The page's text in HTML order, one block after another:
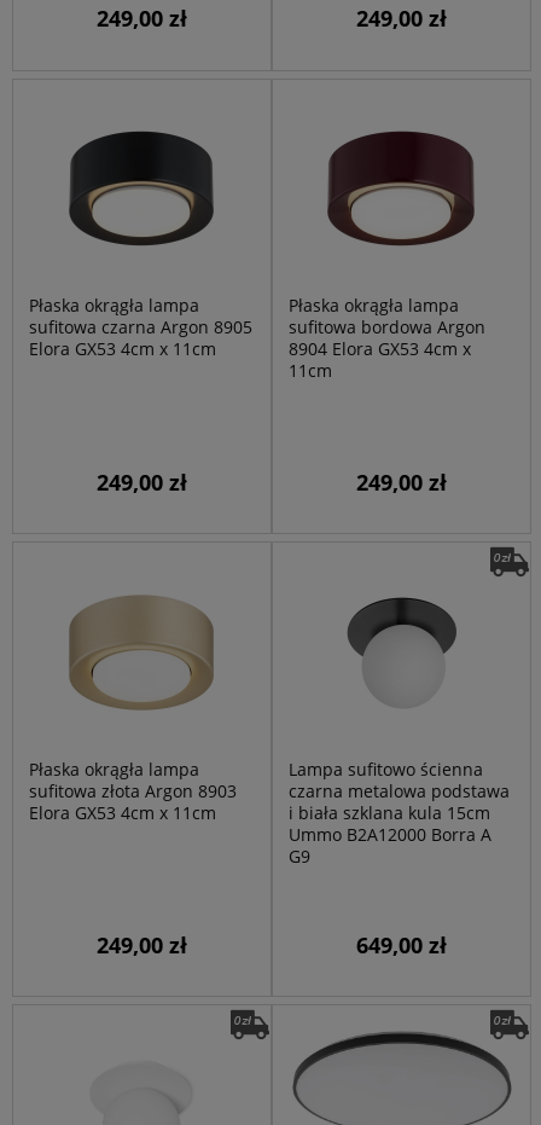
249,00 zł 249,00 zł
Płaska okrągła lampa
sufitowa czarna Argon 8905
Elora GX53 4cm x 11cm
249,00 zł
Płaska okrągła lampa
sufitowa bordowa Argon
8904 Elora GX53 4cm x
11cm
249,00 zł
Płaska okrągła lampa
sufitowa złota Argon 8903
Elora GX53 4cm x 11cm
249,00 zł
Lampa sufitowo ścienna
czarna metalowa podstawa
i biała szklana kula 15cm
Ummo B2A12000 Borra A
G9
649,00 zł